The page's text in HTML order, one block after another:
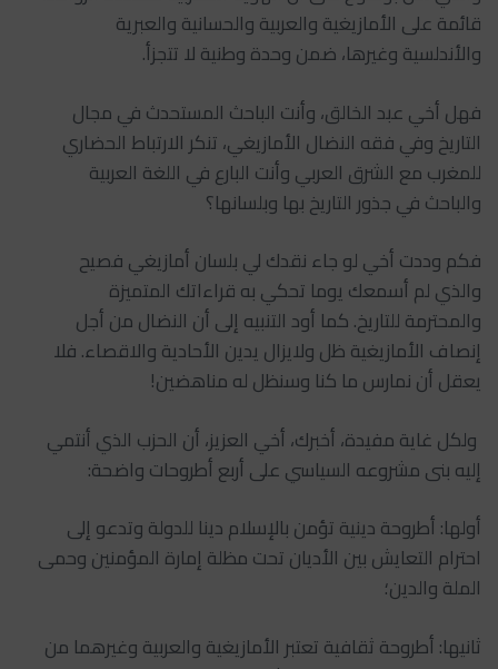
قائمة على الأمازيغية والعربية والحسانية والعبرية
والأندلسية وغيرها، ضمن وحدة وطنية لا تتجزأ.
‏‎فهل أخي عبد الخالق، وأنت الباحث المستحدث في مجال
التاريخ وفي فقه النضال الأمازيغي، تنكر الارتباط الحضاري
للمغرب مع الشرق العربي وأنت البارع في اللغة العربية
والباحث في جذور التاريخ بها وبلسانها؟
فكم وددت أخي لو جاء نقدك لي بلسان أمازيغي فصيح
والذي لم أسمعك يوما تحكي به قراءاتك المتميزة
والمحترمة للتاريخ. كما أود التنبيه إلى أن النضال من أجل
إنصاف الأمازيغية ظل ولايزال يدين الأحادية والاقصاء. فلا
يعقل أن نمارس ما كنا وسنظل له مناهضين!
‏‎ ولكل غاية مفيدة، أخبرك، أخي العزيز، أن الحزب الذي أنتمي
إليه بنى مشروعه السياسي على أربع أطروحات واضحة:
‏‎أولها: أطروحة دينية تؤمن بالإسلام دينا للدولة وتدعو إلى
احترام التعايش بين الأديان تحت مظلة إمارة المؤمنين وحمى
الملة والدين؛
‏‎ثانيها: أطروحة ثقافية تعتبر الأمازيغية والعربية وغيرهما من